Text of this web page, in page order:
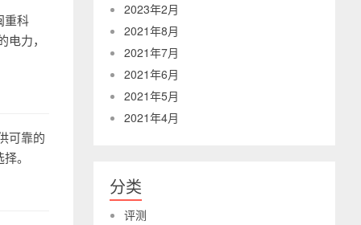
重科
力，
可靠的
。
2023年2月
2021年8月
2021年7月
2021年6月
2021年5月
2021年4月
分类
评测